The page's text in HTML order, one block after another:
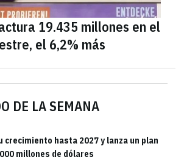
DE LA SEMANA
crecimiento hasta 2027 y lanza un plan
millones de dólares
19.435 millones en el
el 6,2% más